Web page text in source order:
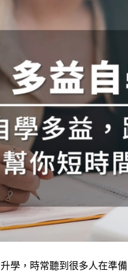
學，時常聽到很多人在準備